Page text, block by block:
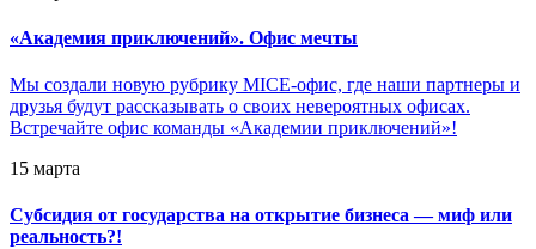
«Академия приключений». Офис мечты
Мы создали новую рубрику MICE-офис, где наши партнеры и
друзья будут рассказывать о своих невероятных офисах.
Встречайте офис команды «Академии приключений»!
15 марта
Субсидия от государства на открытие бизнеса — миф или
реальность?!